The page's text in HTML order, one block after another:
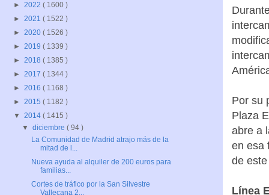
Por su
Plaza
abre a
en esa
de
Línea
► 2022 ( 1600 )
► 2021 ( 1522 )
► 2020 ( 1526 )
► 2019 ( 1339 )
► 2018 ( 1385 )
► 2017 ( 1344 )
► 2016 ( 1168 )
► 2015 ( 1182 )
▼ 2014 ( 1415 )
▼diciembre( 94 )
La Comunidad de Madrid atrajo más de la
mitad de l...
Nueva ayuda al alquiler de 200 euros para
familias...
Cortes de tráfico por la San Silvestre
Vallecana 2...